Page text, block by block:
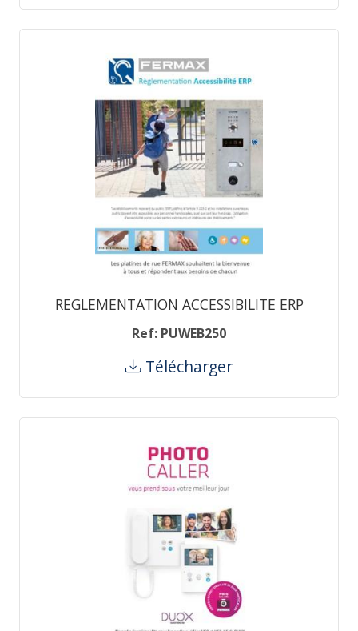
REGLEMENTATION ACCESSIBILITE ERP
Ref: PUWEB250
Télécharger